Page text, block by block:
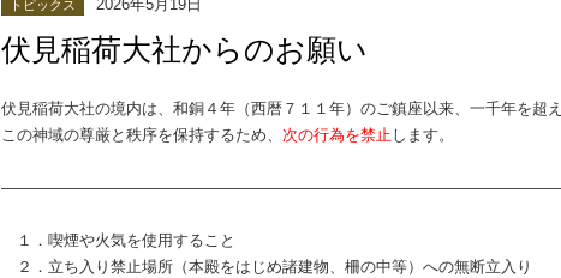
トピックス 2026年5月19日
伏見稲荷大社からのお願い
伏見稲荷大社の境内は、和銅４年（西暦７１１年）のご鎮座以来、一千年を超
この神域の尊厳と秩序を保持するため、 次の行為を禁止 します。
１．喫煙や火気を使用すること
２．立ち入り禁止場所（本殿をはじめ諸建物、柵の中等）への無断立入り